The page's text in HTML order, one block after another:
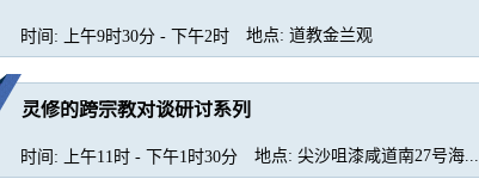
时间: 上午9时30分 - 下午2时 地点: 道教金兰观
灵修的跨宗教对谈研讨系列
时间: 上午11时 - 下午1时30分 地点: 尖沙咀漆咸道南27号海...